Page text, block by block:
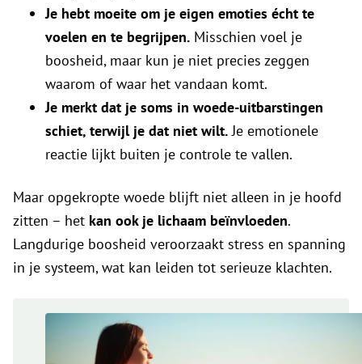
Je hebt moeite om je eigen emoties écht te
voelen en te begrijpen. Misschien voel je
boosheid, maar kun je niet precies zeggen
waarom of waar het vandaan komt.
Je merkt dat je soms in woede-uitbarstingen
schiet, terwijl je dat niet wilt.Je emotionele
reactie lijkt buiten je controle te vallen.
Maar opgekropte woede blijft niet alleen in je hoofd
zitten – het kan ook je lichaam beïnvloeden.
Langdurige boosheid veroorzaakt stress en spanning
in je systeem, wat kan leiden tot serieuze klachten.